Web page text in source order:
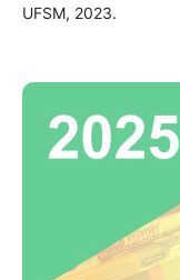
UFSM, 2023.